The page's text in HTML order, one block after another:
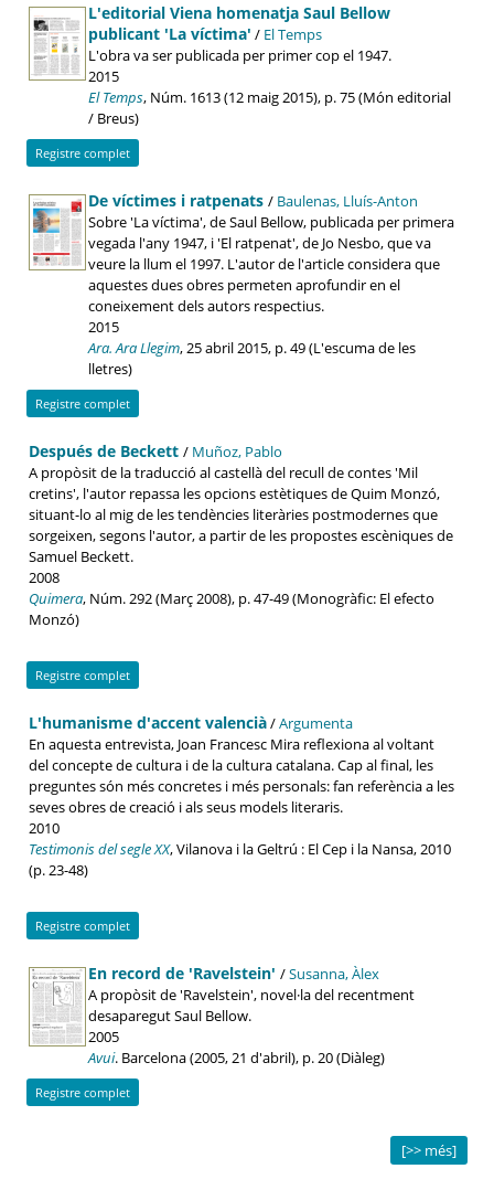
L'editorial Viena homenatja Saul Bellow
publicant 'La víctima' / El Temps
L'obra va ser publicada per primer cop el 1947.
2015
El Temps, Núm. 1613 (12 maig 2015), p. 75 (Món editorial
/ Breus)
Registre complet
De víctimes i ratpenats / Baulenas, Lluís-Anton
Sobre 'La víctima', de Saul Bellow, publicada per primera
vegada l'any 1947, i 'El ratpenat', de Jo Nesbo, que va
veure la llum el 1997. L'autor de l'article considera que
aquestes dues obres permeten aprofundir en el
coneixement dels autors respectius.
2015
Ara. Ara Llegim, 25 abril 2015, p. 49 (L'escuma de les
lletres)
Registre complet
Después de Beckett / Muñoz, Pablo
A propòsit de la traducció al castellà del recull de contes 'Mil
cretins', l'autor repassa les opcions estètiques de Quim Monzó,
situant-lo al mig de les tendències literàries postmodernes que
sorgeixen, segons l'autor, a partir de les propostes escèniques de
Samuel Beckett.
2008
Quimera, Núm. 292 (Març 2008), p. 47-49 (Monogràfic: El efecto
Monzó)
Registre complet
L'humanisme d'accent valencià/Argumenta
En aquesta entrevista, Joan Francesc Mira reflexiona al voltant
del concepte de cultura i de la cultura catalana. Cap al final, les
preguntes són més concretes i més personals: fan referència a les
seves obres de creació i als seus models literaris.
2010
Testimonis del segle XX, Vilanova i la Geltrú : El Cep i la Nansa, 2010
(p. 23-48)
Registre complet
En record de 'Ravelstein' /Susanna, Àlex
A propòsit de 'Ravelstein', novel·la del recentment
desaparegut Saul Bellow.
2005
Avui. Barcelona (2005, 21 d'abril), p. 20 (Diàleg)
Registre complet
[>> més]